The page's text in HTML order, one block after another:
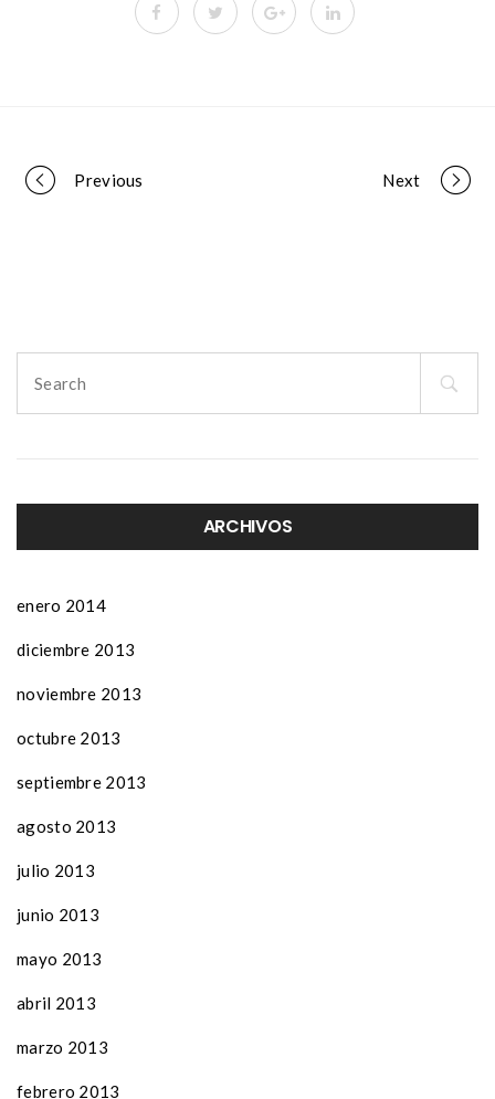
Portfolio
Previous Next
for:
ARCHIVOS
enero 2014
diciembre 2013
noviembre 2013
octubre 2013
septiembre 2013
agosto 2013
julio 2013
junio 2013
mayo 2013
abril 2013
marzo 2013
febrero 2013